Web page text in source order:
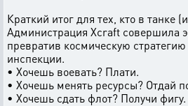
Краткий итог для тех, кто в танке
Администрация Xcraft совершила
превратив космическую
инспекции.
• Хочешь воевать? Плати.
• Хочешь менять ресурсы? Отдай
• Хочешь сдать флот? Получи фигу.